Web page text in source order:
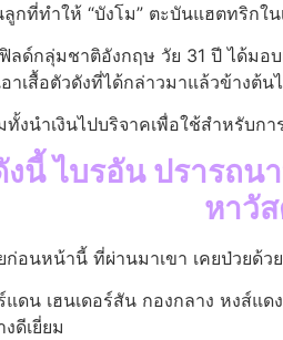
ลูกที่ทำให้ “บังโม” ตะบันแฮตทริกใ
ลด์กลุ่มชาติอังกฤษ วัย 31 ปี ได้มอ
อาเสื้อตัวดังที่ได้กล่าวมาแล้วข้างต้น
ทั้งนำเงินไปบริจาคเพื่อใช้สำหรับก
งนี้ ไบรอัน ปรารถน
หาวั
ก่อนหน้านี้ ที่ผ่านมาเขา เคยป่วยด้ว
แดน เฮนเดอร์สัน กองกลาง หงส์แ
งดีเยี่ยม